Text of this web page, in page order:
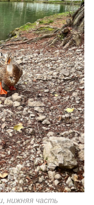
нижняя часть